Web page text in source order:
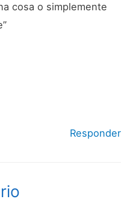
cosa o simplemente
Responder